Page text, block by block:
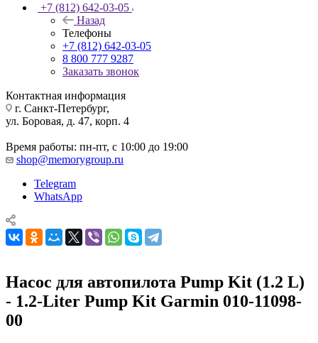
+7 (812) 642-03-05
Назад
Телефоны
+7 (812) 642-03-05
8 800 777 9287
Заказать звонок
Контактная информация
г. Санкт-Петербург,
ул. Боровая, д. 47, корп. 4
Время работы: пн-пт, с 10:00 до 19:00
shop@memorygroup.ru
Telegram
WhatsApp
Насос для автопилота Pump Kit (1.2 L)
- 1.2-Liter Pump Kit Garmin 010-11098-
00